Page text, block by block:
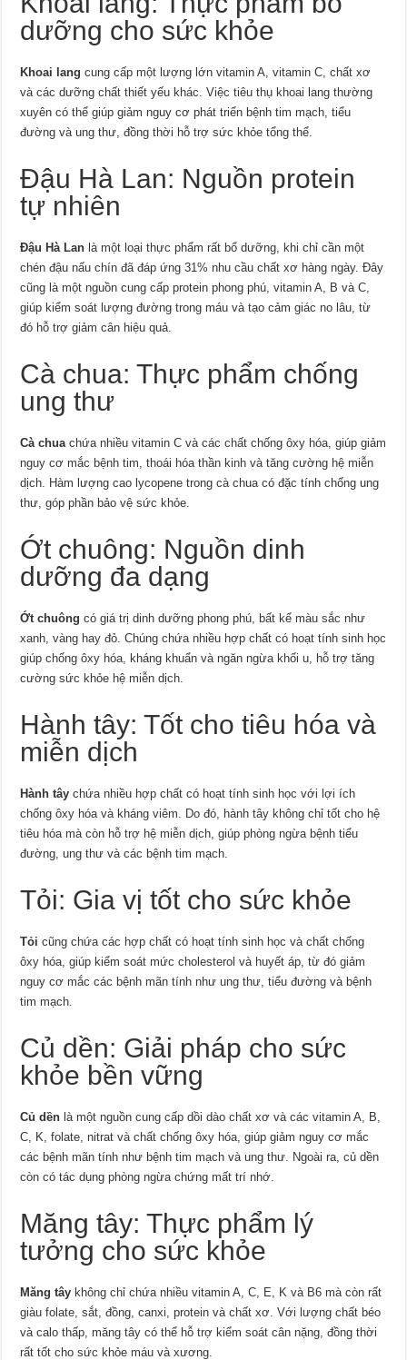
dưỡng cho sức khỏe
Khoai lang cung cấp một lượng lớn vitamin A, vitamin C, chất xơ
và các dưỡng chất thiết yếu khác. Việc tiêu thụ khoai lang thường
xuyên có thể giúp giảm nguy cơ phát triển bệnh tim mạch, tiểu
đường và ung thư, đồng thời hỗ trợ sức khỏe tổng thể.
Đậu Hà Lan: Nguồn protein
tự nhiên
Đậu Hà Lan là một loại thực phẩm rất bổ dưỡng, khi chỉ cần một
chén đậu nấu chín đã đáp ứng 31% nhu cầu chất xơ hàng ngày. Đây
cũng là một nguồn cung cấp protein phong phú, vitamin A, B và C,
giúp kiểm soát lượng đường trong máu và tạo cảm giác no lâu, từ
đó hỗ trợ giảm cân hiệu quả.
Cà chua: Thực phẩm chống
ung thư
Cà chua chứa nhiều vitamin C và các chất chống ôxy hóa, giúp giảm
nguy cơ mắc bệnh tim, thoái hóa thần kinh và tăng cường hệ miễn
dịch. Hàm lượng cao lycopene trong cà chua có đặc tính chống ung
thư, góp phần bảo vệ sức khỏe.
Ớt chuông: Nguồn dinh
dưỡng đa dạng
Ớt chuông có giá trị dinh dưỡng phong phú, bất kể màu sắc như
xanh, vàng hay đỏ. Chúng chứa nhiều hợp chất có hoạt tính sinh học
giúp chống ôxy hóa, kháng khuẩn và ngăn ngừa khối u, hỗ trợ tăng
cường sức khỏe hệ miễn dịch.
Hành tây: Tốt cho tiêu hóa và
miễn dịch
Hành tây chứa nhiều hợp chất có hoạt tính sinh học với lợi ích
chống ôxy hóa và kháng viêm. Do đó, hành tây không chỉ tốt cho hệ
tiêu hóa mà còn hỗ trợ hệ miễn dịch, giúp phòng ngừa bệnh tiểu
đường, ung thư và các bệnh tim mạch.
Tỏi: Gia vị tốt cho sức khỏe
Tỏi cũng chứa các hợp chất có hoạt tính sinh học và chất chống
ôxy hóa, giúp kiểm soát mức cholesterol và huyết áp, từ đó giảm
nguy cơ mắc các bệnh mãn tính như ung thư, tiểu đường và bệnh
tim mạch.
Củ dền: Giải pháp cho sức
khỏe bền vững
Củ dền là một nguồn cung cấp dồi dào chất xơ và các vitamin A, B,
C, K, folate, nitrat và chất chống ôxy hóa, giúp giảm nguy cơ mắc
các bệnh mãn tính như bệnh tim mạch và ung thư. Ngoài ra, củ dền
còn có tác dụng phòng ngừa chứng mất trí nhớ.
Măng tây: Thực phẩm lý
tưởng cho sức khỏe
Măng tây không chỉ chứa nhiều vitamin A, C, E, K và B6 mà còn rất
giàu folate, sắt, đồng, canxi, protein và chất xơ. Với lượng chất béo
và calo thấp, măng tây có thể hỗ trợ kiểm soát cân nặng, đồng thời
rất tốt cho sức khỏe máu và xương.